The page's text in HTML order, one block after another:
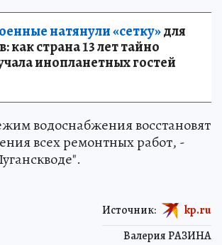
натянули «сетку»для
как страна 13 лет тайно
инопланетных гостей
водоснабжения восстановят
всех ремонтных работ, -
Валерия РАЗИНА
Источник: kp.ru